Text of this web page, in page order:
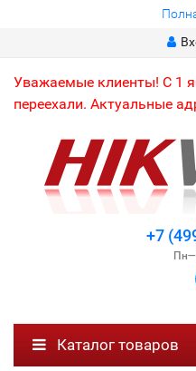
Уважаемые клиенты! С 1
переехали. Актуальные
+7
Каталог товаров